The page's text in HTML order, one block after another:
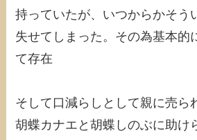
持っていたが、いつからかそう
失せてしまった。その為基本的
て存在
そして口減らしとして親に売ら
胡蝶カナエと胡蝶しのぶに助け